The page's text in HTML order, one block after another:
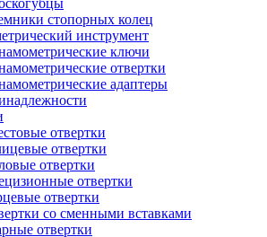
стопорных колец
инструмент
ключи
отвертки
адаптеры
отвертки
отвертки
отвертки
отвертки
отвертки
со сменными вставками
отвертки